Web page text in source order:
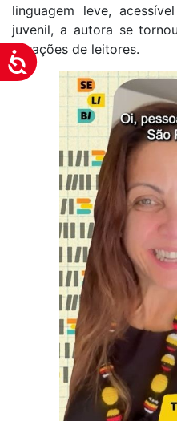
Acessibilidade
linguagem leve,
juvenil, a autora se
gerações de leitores.